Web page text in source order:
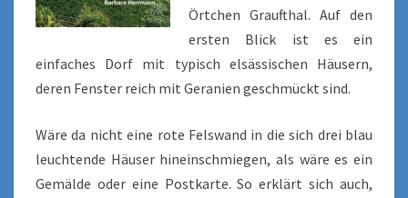
Örtchen Graufthal. Auf den
ersten Blick ist es ein
einfaches Dorf mit typisch elsässischen Häusern,
deren Fenster reich mit Geranien geschmückt sind.
Wäre da nicht eine rote Felswand in die sich drei blau
leuchtende Häuser hineinschmiegen, als wäre es ein
Gemälde oder eine Postkarte. So erklärt sich auch,